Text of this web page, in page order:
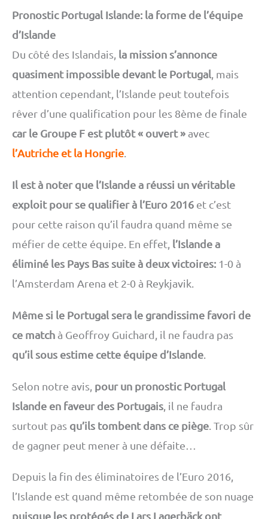
Pronostic Portugal Islande: la forme de l’équipe
d’Islande
Du côté des Islandais, la mission s’annonce
quasiment impossible devant le Portugal , mais
attention cependant, l’Islande peut toutefois
rêver d’une qualification pour les 8ème de finale
car le Groupe F est plutôt « ouvert » avec
l’Autriche et la Hongrie
Il est à noter que l’Islande a réussi un véritable
exploit pour se qualifier à l’Euro 2016 et c’est
pour cette raison qu’il faudra quand même se
méfier de cette équipe. En effet, l’Islande a
éliminé les Pays Bas suite à deux victoires: 1-0 à
l’Amsterdam Arena et 2-0 à Reykjavik.
Même si le Portugal sera le grandissime favori de
ce match à Geoffroy Guichard, il ne faudra pas
qu’il sous estime cette équipe d’Islande
Selon notre avis, pour un pronostic Portugal
Islande en faveur des Portugais , il ne faudra
surtout pas qu’ils tombent dans ce piège . Trop sûr
de gagner peut mener à une défaite…
Depuis la fin des éliminatoires de l’Euro 2016,
l’Islande est quand même retombée de son nuage
puisque les protégés de Lars Lagerbäck ont